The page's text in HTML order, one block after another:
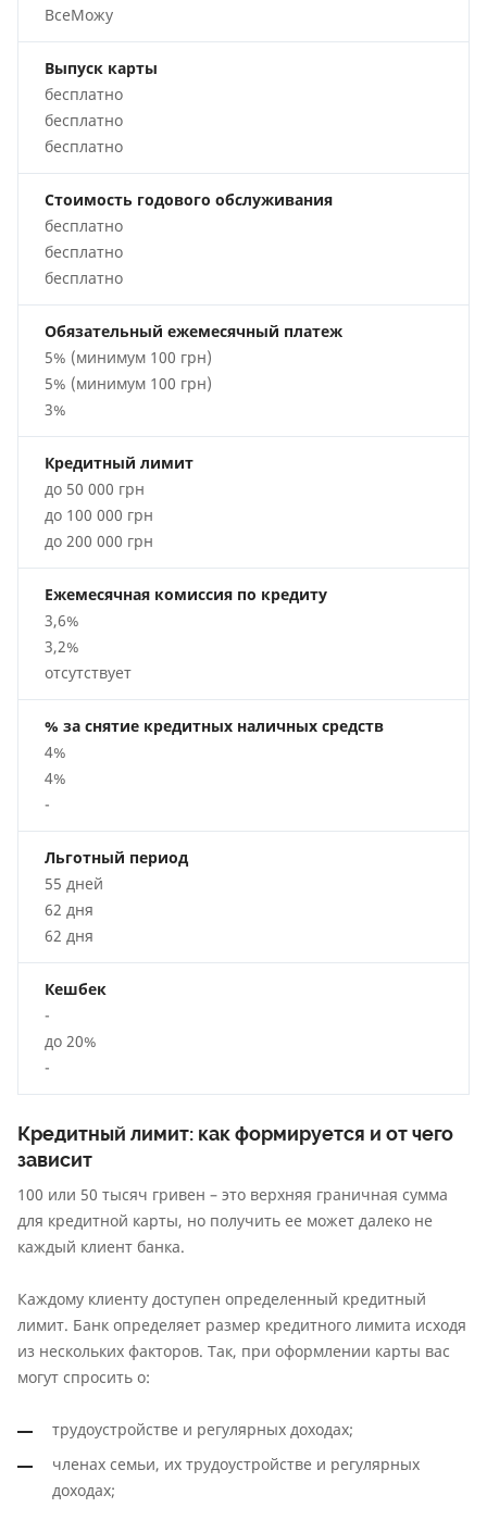
ВсеМожу
Выпуск карты
бесплатно
бесплатно
бесплатно
Стоимость годового обслуживания
бесплатно
бесплатно
бесплатно
Обязательный ежемесячный платеж
5% (минимум 100 грн)
5% (минимум 100 грн)
3%
Кредитный лимит
до 50 000 грн
до 100 000 грн
до 200 000 грн
Ежемесячная комиссия по кредиту
3,6%
3,2%
отсутствует
% за снятие кредитных наличных средств
4%
4%
-
Льготный период
55 дней
62 дня
62 дня
Кешбек
-
до 20%
-
Кредитный лимит: как формируется и от чего
зависит
100 или 50 тысяч гривен – это верхняя граничная сумма
для кредитной карты, но получить ее может далеко не
каждый клиент банка.
Каждому клиенту доступен определенный кредитный
лимит. Банк определяет размер кредитного лимита исходя
из нескольких факторов. Так, при оформлении карты вас
могут спросить о:
трудоустройстве и регулярных доходах;
членах семьи, их трудоустройстве и регулярных
доходах;